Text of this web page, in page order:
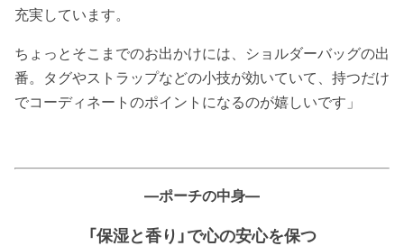
充実しています。
ちょっとそこまでのお出かけには、ショルダーバッグの出
番。タグやストラップなどの小技が効いていて、持つだけ
でコーディネートのポイントになるのが嬉しいです」
—ポーチの中身—
「保湿と香り」で心の安心を保つ